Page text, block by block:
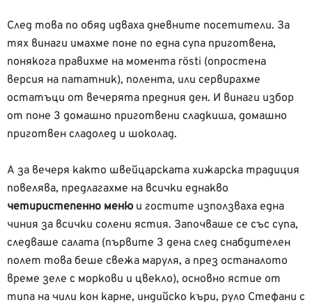
След това по обяд идваха дневните посетители. За
тях винаги имахме поне по една супа приготвена,
понякога правихме на момента rösti (опростена
версия на пататник), полента, или сервирахме
остатъци от вечерята предния ден. И винаги избор
от поне 3 домашно приготвени сладкиша, домашно
приготвен сладолед и шоколад.
А за вечеря както швейцарската хижарска традиция
повелява, предлагахме на всички еднакво
четиристепенно менюи гостите използваха една
чиния за всички солени ястия. Започваше се със супа,
следваше салата (първите 3 дена след снабдителен
полет това беше свежа маруля, а през останалото
време зеле с моркови и цвекло), основно ястие от
типа на чили кон карне, индийско къри, руло Стефани с